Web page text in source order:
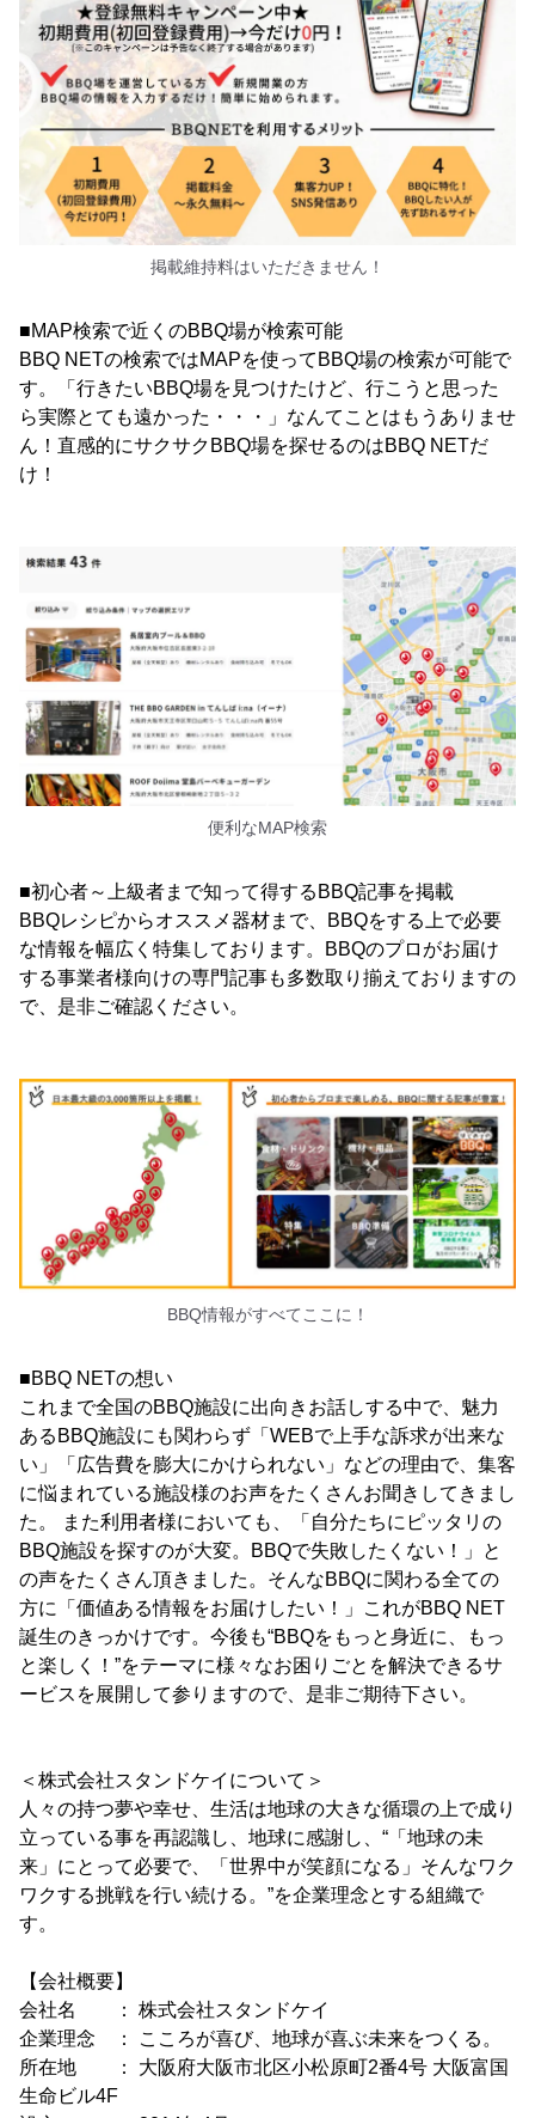
掲載維持料はいただきません！
■MAP検索で近くのBBQ場が検索可能
BBQ NETの検索ではMAPを使ってBBQ場の検索が可能で
す。「行きたいBBQ場を見つけたけど、行こうと思った
ら実際とても遠かった・・・」なんてことはもうありませ
ん！直感的にサクサクBBQ場を探せるのはBBQ NETだ
け！
便利なMAP検索
■初心者～上級者まで知って得するBBQ記事を掲載
BBQレシピからオススメ器材まで、BBQをする上で必要
な情報を幅広く特集しております。BBQのプロがお届け
する事業者様向けの専門記事も多数取り揃えておりますの
で、是非ご確認ください。
BBQ情報がすべてここに！
■BBQ NETの想い
これまで全国のBBQ施設に出向きお話しする中で、魅力
あるBBQ施設にも関わらず「WEBで上手な訴求が出来な
い」「広告費を膨大にかけられない」などの理由で、集客
に悩まれている施設様のお声をたくさんお聞きしてきまし
た。 また利用者様においても、「自分たちにピッタリの
BBQ施設を探すのが大変。BBQで失敗したくない！」と
の声をたくさん頂きました。そんなBBQに関わる全ての
方に「価値ある情報をお届けしたい！」これがBBQ NET
誕生のきっかけです。今後も“BBQをもっと身近に、もっ
と楽しく！”をテーマに様々なお困りごとを解決できるサ
ービスを展開して参りますので、是非ご期待下さい。
＜株式会社スタンドケイについて＞
人々の持つ夢や幸せ、生活は地球の大きな循環の上で成り
立っている事を再認識し、地球に感謝し、“「地球の未
来」にとって必要で、「世界中が笑顔になる」そんなワク
ワクする挑戦を行い続ける。”を企業理念とする組織で
す。
【会社概要】
会社名 ： 株式会社スタンドケイ
企業理念 ： こころが喜び、地球が喜ぶ未来をつくる。
所在地 ： 大阪府大阪市北区小松原町2番4号 大阪富国
生命ビル4F